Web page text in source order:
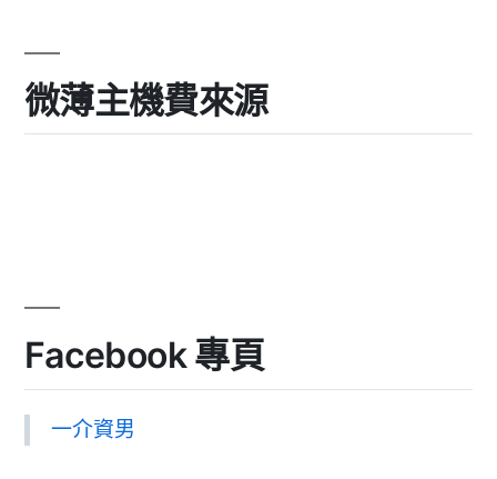
微薄主機費來源
Facebook 專頁
一介資男